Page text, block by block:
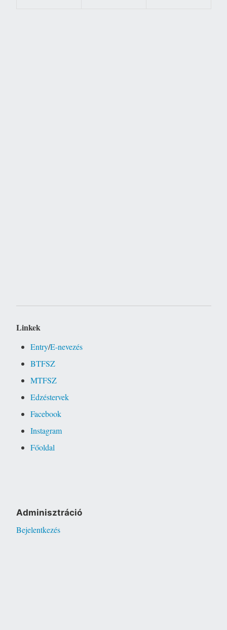
Linkek
Entry/E-nevezés
BTFSZ
MTFSZ
Edzéstervek
Facebook
Instagram
Főoldal
Adminisztráció
Bejelentkezés